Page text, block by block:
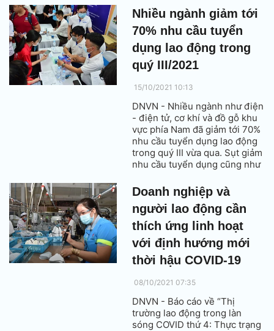
Nhiều ngành giảm tới
70% nhu cầu tuyển
dụng lao động trong
quý III/2021
15/10/2021 10:13
DNVN - Nhiều ngành như điện
- điện tử, cơ khí và đồ gỗ khu
vực phía Nam đã giảm tới 70%
nhu cầu tuyển dụng lao động
trong quý III vừa qua. Sụt giảm
nhu cầu tuyển dụng cũng như
vị trí cũng được ghi nhận trong
ngành năng lượng.
Doanh nghiệp và
người lao động cần
thích ứng linh hoạt
với định hướng mới
thời hậu COVID-19
08/10/2021 07:35
DNVN - Báo cáo về “Thị
trường lao động trong làn
sóng COVID thứ 4: Thực trạng